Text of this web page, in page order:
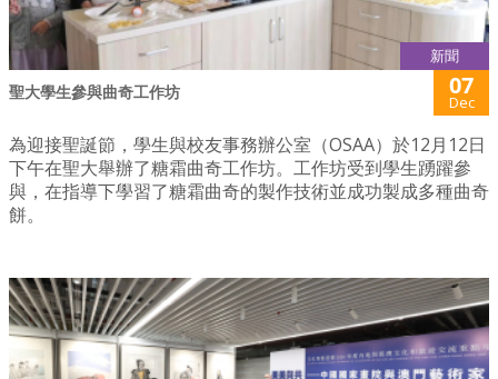
新聞
聖大學生參與曲奇工作坊 07
Dec
為迎接聖誕節，學生與校友事務辦公室（OSAA）於12月12日
下午在聖大舉辦了糖霜曲奇工作坊。工作坊受到學生踴躍參
與，在指導下學習了糖霜曲奇的製作技術並成功製成多種曲奇
餅。